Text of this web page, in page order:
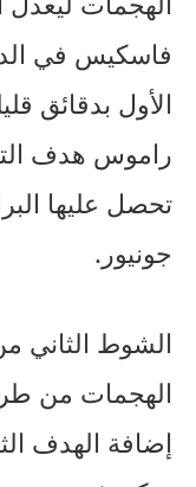
الأول بدقائق
راموس هدف
تحصل عليها
جونيور.
الشوط الثاني
الهجمات من
إضافة الهدف